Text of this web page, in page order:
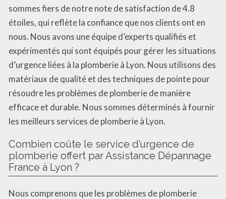
sommes fiers de notre note de satisfaction de 4.8
étoiles, qui reflète la confiance que nos clients ont en
nous. Nous avons une équipe d’experts qualifiés et
expérimentés qui sont équipés pour gérer les situations
d’urgence liées à la plomberie à Lyon. Nous utilisons des
matériaux de qualité et des techniques de pointe pour
résoudre les problèmes de plomberie de manière
efficace et durable. Nous sommes déterminés à fournir
les meilleurs services de plomberie à Lyon.
Combien coûte le service d’urgence de
plomberie offert par Assistance Dépannage
France à Lyon ?
Nous comprenons que les problèmes de plomberie